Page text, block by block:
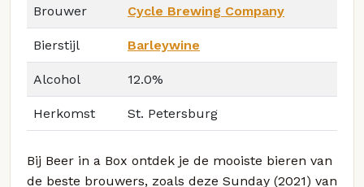
Brouwer Cycle Brewing Company
Bierstijl Barleywine
Alcohol 12.0%
Herkomst St. Petersburg
Bij Beer in a Box ontdek je de mooiste bieren van
de beste brouwers, zoals deze Sunday (2021) van